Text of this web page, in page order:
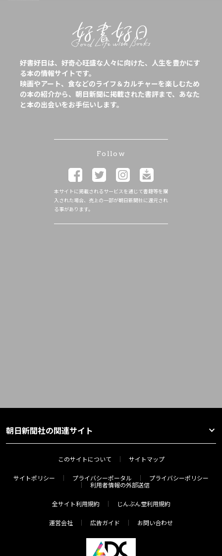
好書好日は、好奇心旺盛な人々に向けた、人生を豊かにす
る本の情報サイトです。
映画やアート、食などのライフ＆カルチャーを楽しむため
の本の紹介から、朝日新聞に掲載された書評まで、あなた
と本の出会いをお手伝いします。
Follow
本サイトに掲載されるサービスを通じて書籍等を購
入された場合、売上の一部が朝日新聞社に還元され
る事があります。
朝日新聞社の関連サイト
このサイトについて サイトマップ
サイトポリシー プライバシーポータル
プライバシーポリシー
利用者情報の外部送信
全サイト利用規約 じんぶん堂利用規約
運営会社 広告ガイド お問い合わせ